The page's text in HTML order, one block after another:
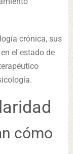
crónica, sus
el estado de
cómo